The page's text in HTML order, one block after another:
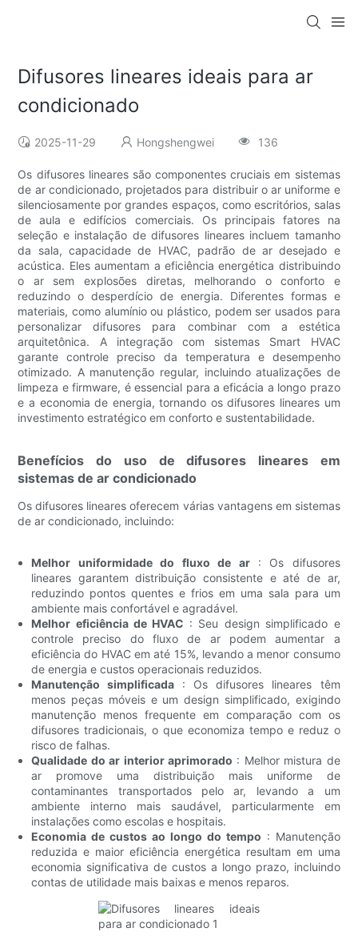
Difusores lineares ideais para ar
condicionado
2025-11-29 Hongshengwei 136
Os difusores lineares são componentes cruciais em sistemas
de ar condicionado, projetados para distribuir o ar uniforme e
silenciosamente por grandes espaços, como escritórios, salas
de aula e edifícios comerciais. Os principais fatores na
seleção e instalação de difusores lineares incluem tamanho
da sala, capacidade de HVAC, padrão de ar desejado e
acústica. Eles aumentam a eficiência energética distribuindo
o ar sem explosões diretas, melhorando o conforto e
reduzindo o desperdício de energia. Diferentes formas e
materiais, como alumínio ou plástico, podem ser usados ​​para
personalizar difusores para combinar com a estética
arquitetônica. A integração com sistemas Smart HVAC
garante controle preciso da temperatura e desempenho
otimizado. A manutenção regular, incluindo atualizações de
limpeza e firmware, é essencial para a eficácia a longo prazo
e a economia de energia, tornando os difusores lineares um
investimento estratégico em conforto e sustentabilidade.
Benefícios do uso de difusores lineares em
sistemas de ar condicionado
Os difusores lineares oferecem várias vantagens em sistemas
de ar condicionado, incluindo:
Melhor uniformidade do fluxo de ar : Os difusores
lineares garantem distribuição consistente e até de ar,
reduzindo pontos quentes e frios em uma sala para um
ambiente mais confortável e agradável.
Melhor eficiência de HVAC : Seu design simplificado e
controle preciso do fluxo de ar podem aumentar a
eficiência do HVAC em até 15%, levando a menor consumo
de energia e custos operacionais reduzidos.
Manutenção simplificada : Os difusores lineares têm
menos peças móveis e um design simplificado, exigindo
manutenção menos frequente em comparação com os
difusores tradicionais, o que economiza tempo e reduz o
risco de falhas.
Qualidade do ar interior aprimorado : Melhor mistura de
ar promove uma distribuição mais uniforme de
contaminantes transportados pelo ar, levando a um
ambiente interno mais saudável, particularmente em
instalações como escolas e hospitais.
Economia de custos ao longo do tempo : Manutenção
reduzida e maior eficiência energética resultam em uma
economia significativa de custos a longo prazo, incluindo
contas de utilidade mais baixas e menos reparos.